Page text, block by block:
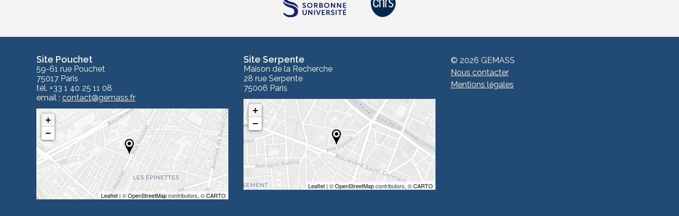
Site Pouchet
59-61 rue Pouchet
75017 Paris
tél. +33 1 40 25 11 08
email : contact@gemass.fr
+
−
Leaflet | ©OpenStreetMapcontributors, ©CARTO
Site Serpente
Maison de la Recherche
28 rue Serpente
75006 Paris
+
−
Leaflet | ©OpenStreetMapcontributors, ©CARTO
© 2026 GEMASS
Nous contacter
Mentions légales